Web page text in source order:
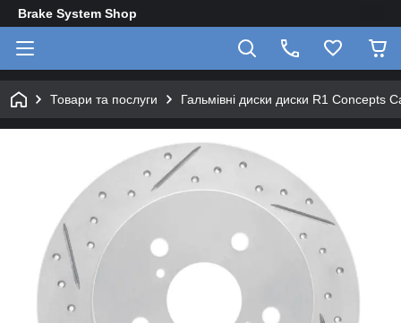
Brake System Shop
Товари та послуги Гальмівні диски диски R1 Concepts